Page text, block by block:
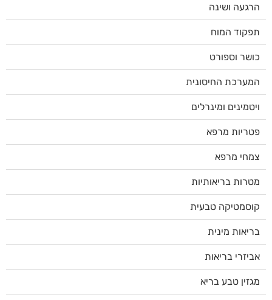
הרגעה ושינה
תפקוד המוח
כושר וספורט
המערכת החיסונית
ויטמינים ומינרלים
פטריות מרפא
צמחי מרפא
מטרות בריאותיות
קוסמטיקה טבעית
בריאות מינית
אביזרי בריאות
מגזין טבע בריא